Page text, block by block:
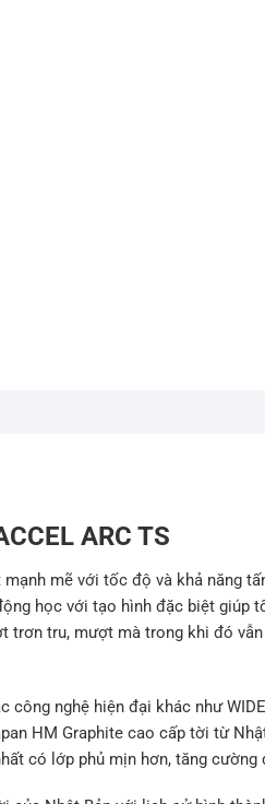
ARC TS
mạnh mẽ với tốc độ và khả năng
học với tạo hình đặc biệt giúp
trơn tru, mượt mà trong khi đó
nghệ hiện đại khác như WIDE
HM Graphite cao cấp tời từ
có lớp phủ mịn hơn, tăng cường